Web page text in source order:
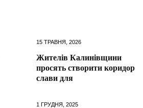
15 ТРАВНЯ, 2026
Жителів Калинівщини
просять створити коридор
слави для
1 ГРУДНЯ, 2025